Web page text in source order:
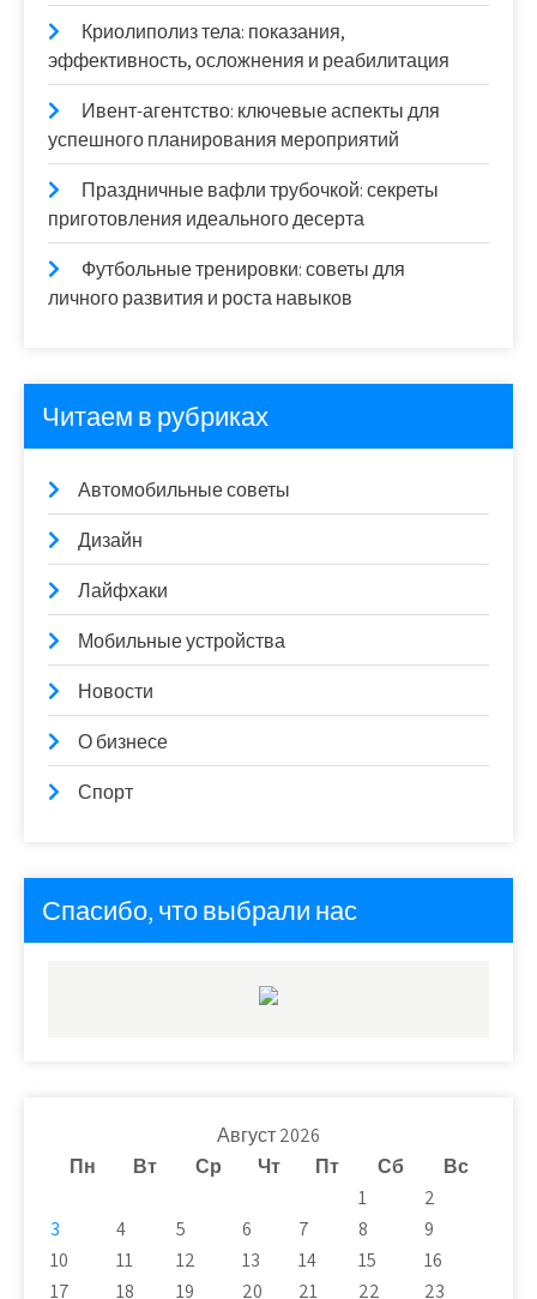
Криолиполиз тела: показания,
эффективность, осложнения и реабилитация
Ивент-агентство: ключевые аспекты для
успешного планирования мероприятий
Праздничные вафли трубочкой: секреты
приготовления идеального десерта
Футбольные тренировки: советы для
личного развития и роста навыков
Читаем в рубриках
Автомобильные советы
Дизайн
Лайфхаки
Мобильные устройства
Новости
О бизнесе
Спорт
Спасибо, что выбрали нас
Август 2026
Пн
Вт Ср Чт Пт Сб
Вс
1
2
3
4 5 6 7 8
9
10
11 12 13 14 15
16
17
18 19 20 21 22 23